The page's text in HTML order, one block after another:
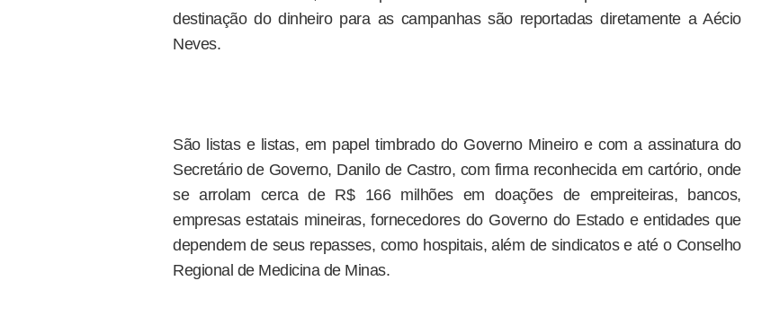
destinação do dinheiro para as campanhas são reportadas diretamente a Aécio
Neves.
São listas e listas, em papel timbrado do Governo Mineiro e com a assinatura do
Secretário de Governo, Danilo de Castro, com firma reconhecida em cartório, onde
se arrolam cerca de R$ 166 milhões em doações de empreiteiras, bancos,
empresas estatais mineiras, fornecedores do Governo do Estado e entidades que
dependem de seus repasses, como hospitais, além de sindicatos e até o Conselho
Regional de Medicina de Minas.